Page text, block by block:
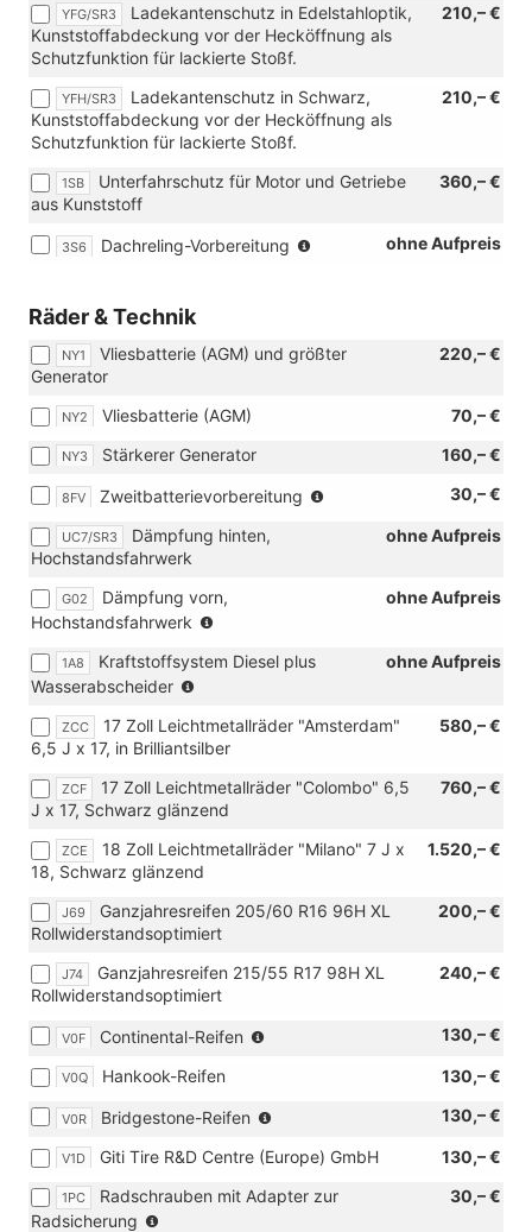
YFG/SR3 210,– €
Ladekantenschutz in Edelstahloptik,
Kunststoffabdeckung vor der Hecköffnung als
Schutzfunktion für lackierte Stoßf.
YFH/SR3 210,– €
Ladekantenschutz in Schwarz,
Kunststoffabdeckung vor der Hecköffnung als
Schutzfunktion für lackierte Stoßf.
1SB 360,– €
Unterfahrschutz für Motor und Getriebe
aus Kunststoff
3S6 ohne Aufpreis
Dachreling-Vorbereitung
Räder & Technik
NY1 220,– €
Vliesbatterie (AGM) und größter
Generator
NY2 70,– €
Vliesbatterie (AGM)
NY3 160,– €
Stärkerer Generator
8FV 30,– €
Zweitbatterievorbereitung
Verbindung
Vorbereitung
mit
oder
mit
Energiemanagement
für
Zweitbatterie)
UC7/SR3 ohne Aufpreis
Dämpfung hinten,
Hochstandsfahrwerk
G02 ohne Aufpreis
Dämpfung vorn,
Hochstandsfahrwerk
Verbindung
Dämpfung
hinten,
Hochstandsfahrwerk)
1A8 ohne Aufpreis
Kraftstoffsystem Diesel plus
Wasserabscheider
Verbindung
mit
ZCC 580,– €
17 Zoll Leichtmetallräder "Amsterdam"
6,5 J x 17, in Brilliantsilber
ZCF 760,– €
17 Zoll Leichtmetallräder "Colombo" 6,5
J x 17, Schwarz glänzend
ZCE 1.520,– €
18 Zoll Leichtmetallräder "Milano" 7 J x
18, Schwarz glänzend
J69 200,– €
Ganzjahresreifen 205/60 R16 96H XL
Rollwiderstandsoptimiert
J74 240,– €
Ganzjahresreifen 215/55 R17 98H XL
Rollwiderstandsoptimiert
V0F 130,– €
Continental-Reifen
[J69]
Ganzjahresreifen
205/60
R16
V0Q 130,– €
Hankook-Reifen
V0R 130,– €
Bridgestone-Reifen
Verbindung
[J69]
V1D 130,– €
Giti Tire R&D Centre (Europe) GmbH
1PC 30,– €
Radschrauben mit Adapter zur
Radsicherung